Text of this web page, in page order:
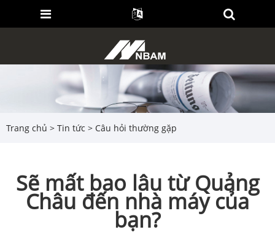
Trang chủ > Tin tức > Câu hỏi thường gặp
Sẽ mất bao lâu từ Quảng
Châu đến nhà máy của
bạn?